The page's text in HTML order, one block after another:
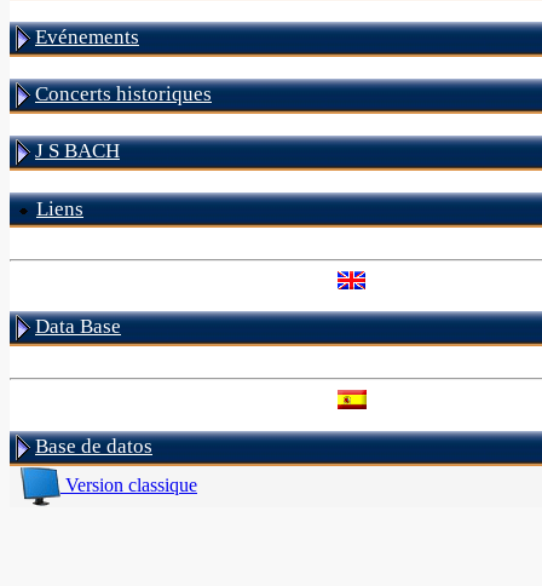
Evénements
Concerts historiques
J S BACH
Liens
Data Base
Base de datos
Version classique